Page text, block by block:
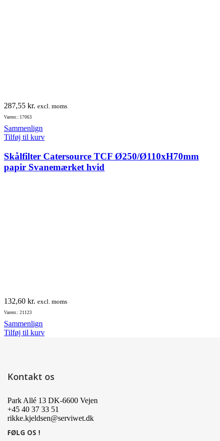
287,55 kr. excl. moms
Varenr.: 17063
Sammenlign
Tilføj til kurv
Skålfilter Catersource TCF Ø250/Ø110xH70mm
papir Svanemærket hvid
132,60 kr. excl. moms
Varenr.: 21123
Sammenlign
Tilføj til kurv
Kontakt os
Park Allé 13 DK-6600 Vejen
+45 40 37 33 51
rikke.kjeldsen@serviwet.dk
FØLG OS !